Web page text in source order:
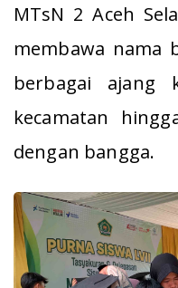
MTsN 2 Aceh
membawa nama
berbagai ajang
kecamatan
dengan bangga.